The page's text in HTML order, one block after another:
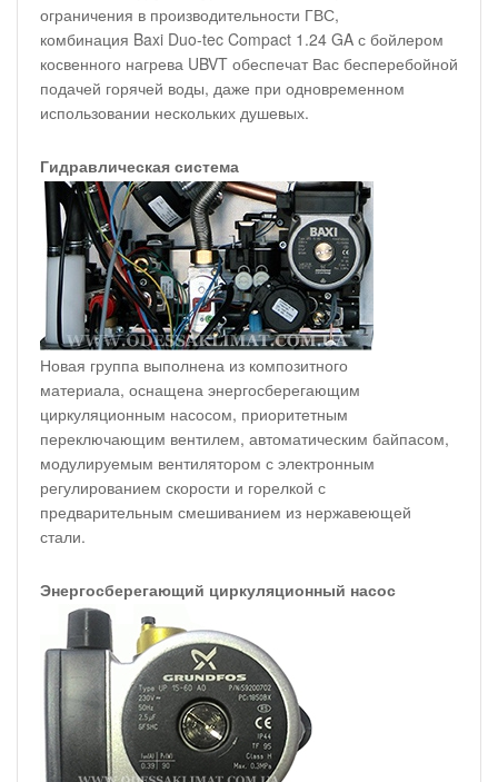
ограничения в производительности ГВС,
комбинация Baxi Duo-tec Compact 1.24 GA с бойлером
косвенного нагрева UBVT обеспечат Вас бесперебойной
подачей горячей воды, даже при одновременном
использовании нескольких душевых.
Гидравлическая система
Новая группа выполнена из композитного
материала, оснащена энергосберегающим
циркуляционным насосом, приоритетным
переключающим вентилем, автоматическим байпасом,
модулируемым вентилятором с электронным
регулированием скорости и горелкой с
предварительным смешиванием из нержавеющей
стали.
Энергосберегающий циркуляционный насос